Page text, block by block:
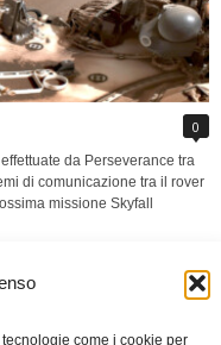
come i cookie per
0
da Perseverance tra
di comunicazione tra il rover
missione Skyfall